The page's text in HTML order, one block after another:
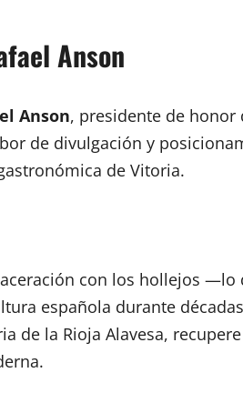
Anson
Anson, presidente de honor
de divulgación y
de Vitoria.
con los hollejos —lo
española durante
la Rioja Alavesa,